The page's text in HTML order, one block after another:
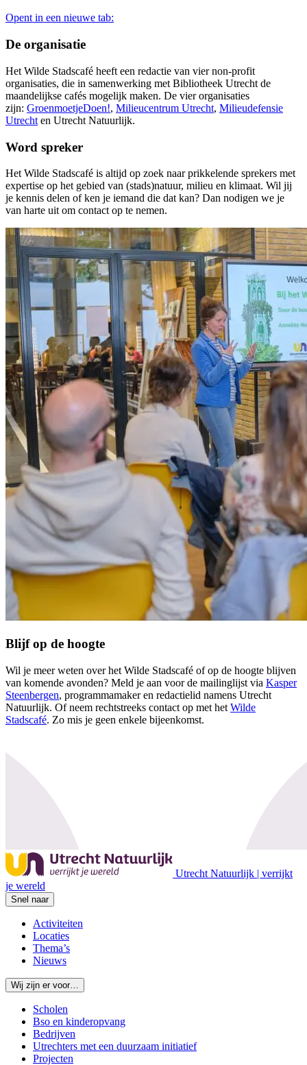
Opent in een nieuwe tab:
De organisatie
Het Wilde Stadscafé heeft een redactie van vier non-profit
organisaties, die in samenwerking met Bibliotheek Utrecht de
maandelijkse cafés mogelijk maken. De vier organisaties
zijn: GroenmoetjeDoen!, Milieucentrum Utrecht, Milieudefensie
Utrecht en Utrecht Natuurlijk.
Word spreker
Het Wilde Stadscafé is altijd op zoek naar prikkelende sprekers met
expertise op het gebied van (stads)natuur, milieu en klimaat. Wil jij
je kennis delen of ken je iemand die dat kan? Dan nodigen we je
van harte uit om contact op te nemen.
Blijf op de hoogte
Wil je meer weten over het Wilde Stadscafé of op de hoogte blijven
van komende avonden? Meld je aan voor de mailinglijst via Kasper
Steenbergen, programmamaker en redactielid namens Utrecht
Natuurlijk. Of neem rechtstreeks contact op met het Wilde
Stadscafé. Zo mis je geen enkele bijeenkomst.
Utrecht Natuurlijk | verrijkt
je wereld
Snel naar
Activiteiten
Locaties
Thema’s
Nieuws
Wij zijn er voor…
Scholen
Bso en kinderopvang
Bedrijven
Utrechters met een duurzaam initiatief
Projecten